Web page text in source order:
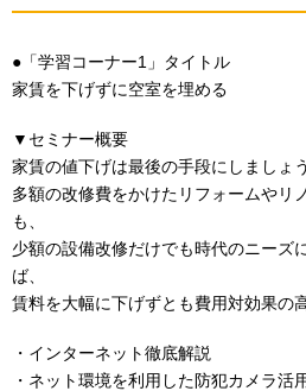
●「学習コーナー1」タイトル
家賃を下げずに空室を埋める
▼セミナー概要
家賃の値下げは最後の手段にしましょう
多額の改修費をかけたリフォームやリ
も、
少額の設備改修だけでも時代のニーズ
ば、
賃料を大幅に下げずとも費用対効果の
・インターネット徹底解説
・ネット環境を利用した防犯カメラ活